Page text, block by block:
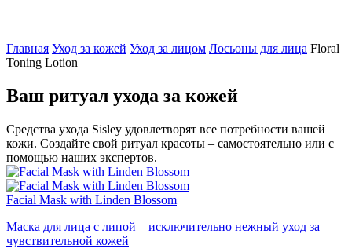
Главная Уход за кожей Уход за лицом Лосьоны для лица Floral
Toning Lotion
Ваш ритуал ухода за кожей
Средства ухода Sisley удовлетворят все потребности вашей
кожи. Создайте свой ритуал красоты – самостоятельно или с
помощью наших экспертов.
Facial Mask with Linden Blossom
Маска для лица с липой – исключительно нежный уход за
чувствительной кожей